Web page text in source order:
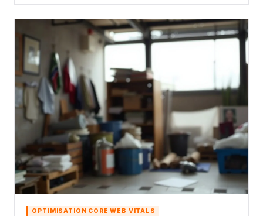
OPTIMISATION CORE WEB VITALS